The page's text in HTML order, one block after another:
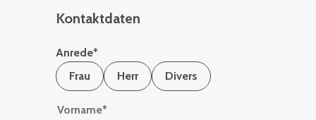
Kontaktdaten
Anrede*
Frau
Herr Divers
Vorname*